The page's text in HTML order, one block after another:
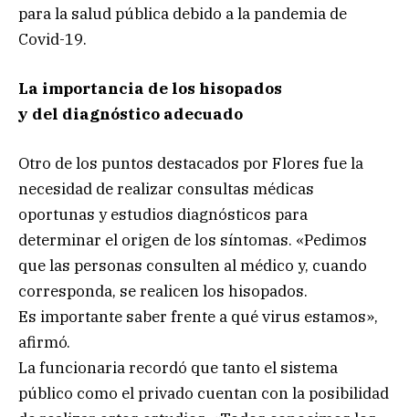
para la salud pública debido a la pandemia de
Covid-19.
La importancia de los hisopados
y del diagnóstico adecuado
Otro de los puntos destacados por Flores fue la
necesidad de realizar consultas médicas
oportunas y estudios diagnósticos para
determinar el origen de los síntomas. «Pedimos
que las personas consulten al médico y, cuando
corresponda, se realicen los hisopados.
Es importante saber frente a qué virus estamos»,
afirmó.
La funcionaria recordó que tanto el sistema
público como el privado cuentan con la posibilidad